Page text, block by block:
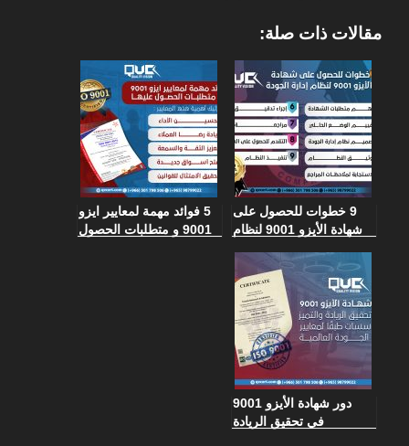
مقالات ذات صلة:
9 خطوات للحصول على
شهادة الأيزو 9001 لنظام
5 فوائد مهمة لمعايير ايزو
9001 و متطلبات الحصول
دور شهادة الأيزو 9001
في تحقيق الريادة